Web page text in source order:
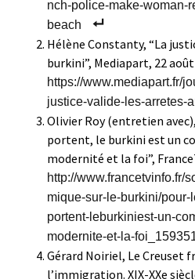
nch-police-make-woman-
beach
Hélène Constanty, “La
burkini”, Mediapart, 22 août
https://www.mediapart.fr/
justice-valide-les-arretes-
Olivier Roy (entretien
portent, le burkini est un
modernité et la foi”,
http://www.francetvinfo.fr/
mique-sur-le-burkini/pour-
portent-leburkiniest-un-
modernite-et-la-
Gérard Noiriel, Le Creuset
l’immigration. XIX-XXe